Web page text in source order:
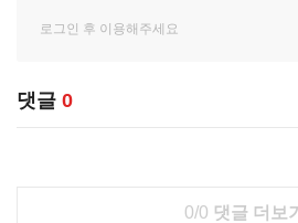
댓글 0
0/0 댓글 더보기